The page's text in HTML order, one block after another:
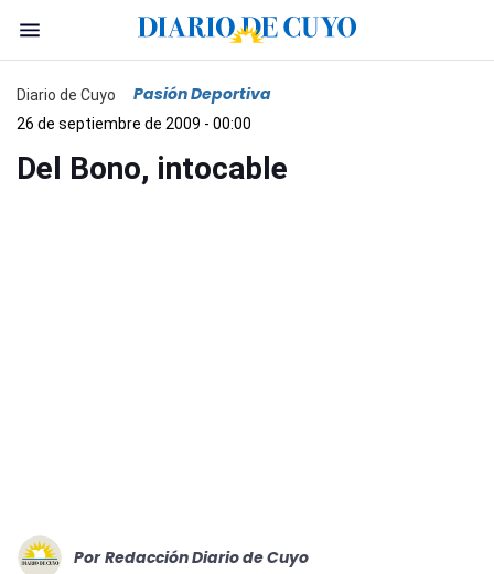
Diario de Cuyo Pasión Deportiva
26 de septiembre de 2009 - 00:00
Del Bono, intocable
Por Redacción Diario de Cuyo